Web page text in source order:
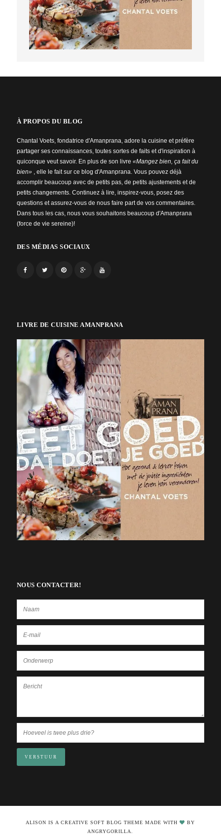
À PROPOS DU BLOG
Chantal Voets, fondatrice d'Amanprana, adore la cuisine et préfère
partager ses connaissances, toutes sortes de faits et d'inspiration à
quiconque veut savoir. En plus de son livre «Mangez bien, ça fait du
bien»
, elle le fait sur ce blog d'Amanprana. Vous pouvez déjà
accomplir beaucoup avec de petits pas, de petits ajustements et de
petits changements. Continuez à lire, inspirez-vous, posez des
questions et assurez-vous de nous faire part de vos commentaires.
Dans tous les cas, nous vous souhaitons beaucoup d'Amanprana
(force de vie sereine)!
DES MÉDIAS SOCIAUX
LIVRE DE CUISINE AMANPRANA
NOUS CONTACTER!
VERSTUUR
ALISON IS A CREATIVE SOFT BLOG THEME MADE WITH
BY
ANGRYGORILLA.